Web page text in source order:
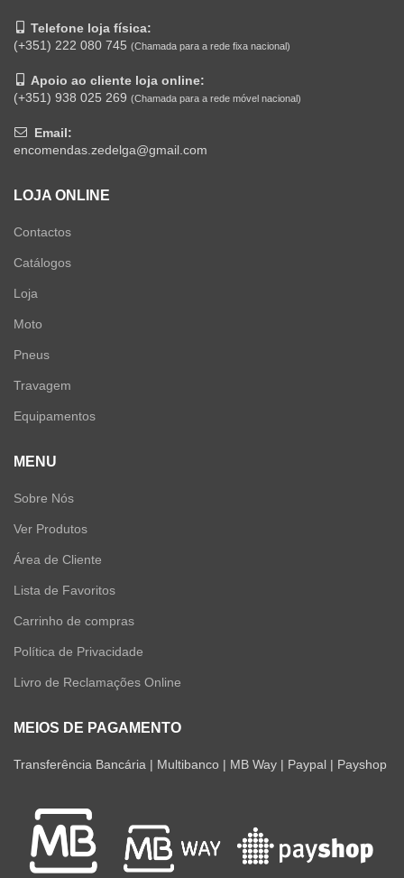
Telefone loja física:
(+351) 222 080 745 (Chamada para a rede fixa nacional)
Apoio ao cliente loja online:
(+351) 938 025 269 (Chamada para a rede móvel nacional)
Email:
encomendas.zedelga@gmail.com
LOJA ONLINE
Contactos
Catálogos
Loja
Moto
Pneus
Travagem
Equipamentos
MENU
Sobre Nós
Ver Produtos
Área de Cliente
Lista de Favoritos
Carrinho de compras
Política de Privacidade
Livro de Reclamações Online
MEIOS DE PAGAMENTO
Transferência Bancária | Multibanco | MB Way | Paypal | Payshop